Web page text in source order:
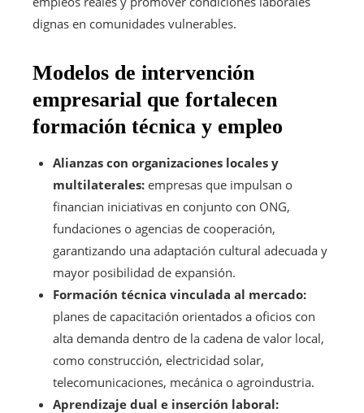
dignas en comunidades vulnerables.
Modelos de intervención
empresarial que fortalecen
formación técnica y empleo
Alianzas con organizaciones locales y
multilaterales: empresas que impulsan o
financian iniciativas en conjunto con ONG,
fundaciones o agencias de cooperación,
garantizando una adaptación cultural adecuada y
mayor posibilidad de expansión.
Formación técnica vinculada al mercado:
planes de capacitación orientados a oficios con
alta demanda dentro de la cadena de valor local,
como construcción, electricidad solar,
telecomunicaciones, mecánica o agroindustria.
Aprendizaje dual e inserción laboral: